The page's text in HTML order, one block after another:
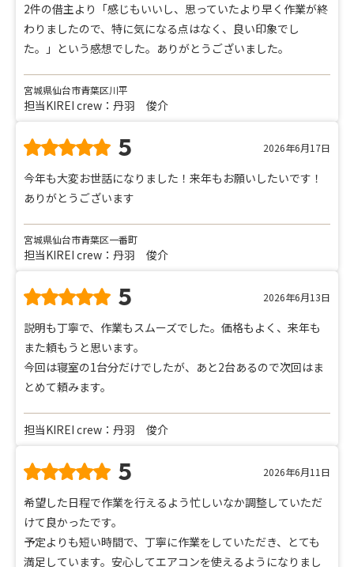
2件の借主より「感じもいいし、思っていたより早く作業が終
わりましたので、特に気になる点はなく、良い印象でし
た。」という感想でした。ありがとうございました。
宮城県仙台市青葉区川平
担当KIREI crew：丹羽 俊介
5 2026年6月17日
今年も大変お世話になりました！来年もお願いしたいです！
ありがとうございます
宮城県仙台市青葉区一番町
担当KIREI crew：丹羽 俊介
5 2026年6月13日
説明も丁寧で、作業もスムーズでした。価格もよく、来年も
また頼もうと思います。
今回は寝室の1台分だけでしたが、あと2台あるので次回はま
とめて頼みます。
担当KIREI crew：丹羽 俊介
5 2026年6月11日
希望した日程で作業を行えるよう忙しいなか調整していただ
けて良かったです。
予定よりも短い時間で、丁寧に作業をしていただき、とても
満足しています。安心してエアコンを使えるようになりまし